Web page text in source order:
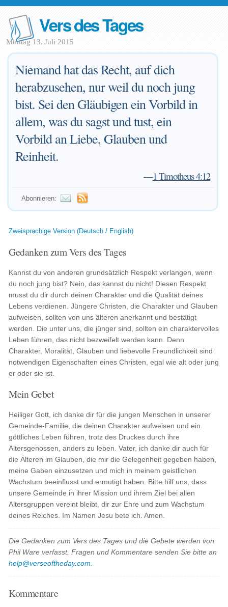
Vers des Tages
Montag 13. Juli 2015
Niemand hat das Recht, auf dich
herabzusehen, nur weil du noch jung
bist. Sei den Gläubigen ein Vorbild in
allem, was du sagst und tust, ein
Vorbild an Liebe, Glauben und
Reinheit.
—1 Timotheus 4:12
Abonnieren:
Zweisprachige Version (Deutsch / English)
Gedanken zum Vers des Tages
Kannst du von anderen grundsätzlich Respekt verlangen, wenn
du noch jung bist? Nein, das kannst du nicht! Diesen Respekt
musst du dir durch deinen Charakter und die Qualität deines
Lebens verdienen. Jüngere Christen, die Charakter und Glauben
aufweisen, sollten von uns älteren anerkannt und bestätigt
werden. Die unter uns, die jünger sind, sollten ein charaktervolles
Leben führen, das nicht bezweifelt werden kann. Denn
Charakter, Moralität, Glauben und liebevolle Freundlichkeit sind
notwendigen Eigenschaften eines Christen, egal wie alt oder jung
er oder sie ist.
Mein Gebet
Heiliger Gott, ich danke dir für die jungen Menschen in unserer
Gemeinde-Familie, die deinen Charakter aufweisen und ein
göttliches Leben führen, trotz des Druckes durch ihre
Altersgenossen, anders zu leben. Vater, ich danke dir auch für
die Älteren im Glauben, die mir die Gelegenheit gegeben haben,
meine Gaben einzusetzen und mich in meinem geistlichen
Wachstum beeinflusst und ermutigt haben. Bitte hilf uns, dass
unsere Gemeinde in ihrer Mission und ihrem Ziel bei allen
Altersgruppen vereint bleibt, dir zur Ehre und zum Wachstum
deines Reiches. Im Namen Jesu bete ich. Amen.
Die Gedanken zum Vers des Tages und die Gebete werden von
Phil Ware verfasst. Fragen und Kommentare senden Sie bitte an
help@verseoftheday.com
Kommentare